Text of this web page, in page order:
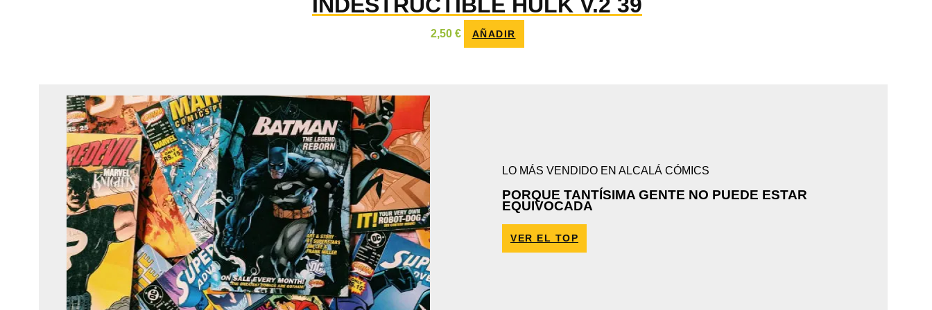
2,50 € AÑADIR
LO MÁS VENDIDO EN ALCALÁ CÓMICS
PORQUE TANTÍSIMA GENTE NO PUEDE ESTAR
EQUIVOCADA
VER EL TOP